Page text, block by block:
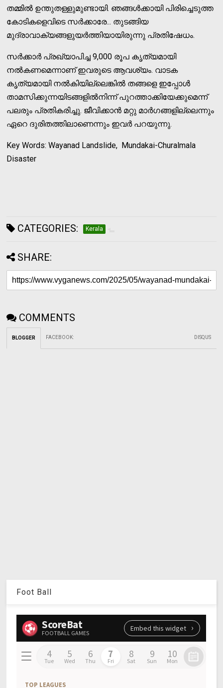
തമ്മില്‍ ഉന്തുതള്ളുമുണ്ടായി. ഞങ്ങള്‍ക്കായി പിരിച്ചെടുത്ത
കോടികളെവിടെ സര്‍ക്കാരേ... തുടങ്ങിയ
മുദ്രാവാക്യങ്ങളുയര്‍ത്തിയായിരുന്നു പ്രതിഷേധം.
സര്‍ക്കാര്‍ പ്രഖ്യാപിച്ച 9,000 രൂപ കൃത്യമായി
നല്‍കണമെന്നാണ് ഇവരുടെ ആവശ്യം. വാടക
കൃത്യമായി നല്‍കിയില്ലെങ്കില്‍ തങ്ങളെ ഇപ്പോള്‍
താമസിക്കുന്നയിടങ്ങളില്‍നിന്ന് പുറത്താക്കിയേക്കുമെന്ന്
പലരും പ്രതികരിച്ചു. ജീവിക്കാന്‍ മറ്റു മാര്‍ഗങ്ങളില്ലെന്നും
ഏറെ ദുരിതത്തിലാണെന്നും ഇവര്‍ പറയുന്നു.
Key Words: Wayanad Landslide, Mundakai-Churalmala
Disaster
CATEGORIES: Kerala
SHARE:
COMMENTS
BLOGGER FACEBOOK: DISQUS
Foot Ball